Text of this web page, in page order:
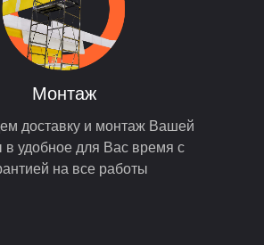
доставку и монтаж Вашей
в удобное для Вас время с
на все работы
Монтаж